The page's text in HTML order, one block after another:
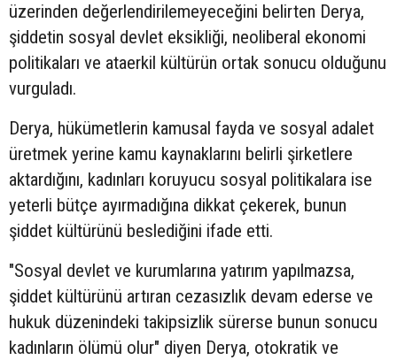
üzerinden değerlendirilemeyeceğini belirten Derya,
şiddetin sosyal devlet eksikliği, neoliberal ekonomi
politikaları ve ataerkil kültürün ortak sonucu olduğunu
vurguladı.
Derya, hükümetlerin kamusal fayda ve sosyal adalet
üretmek yerine kamu kaynaklarını belirli şirketlere
aktardığını, kadınları koruyucu sosyal politikalara ise
yeterli bütçe ayırmadığına dikkat çekerek, bunun
şiddet kültürünü beslediğini ifade etti.
"Sosyal devlet ve kurumlarına yatırım yapılmazsa,
şiddet kültürünü artıran cezasızlık devam ederse ve
hukuk düzenindeki takipsizlik sürerse bunun sonucu
kadınların ölümü olur" diyen Derya, otokratik ve